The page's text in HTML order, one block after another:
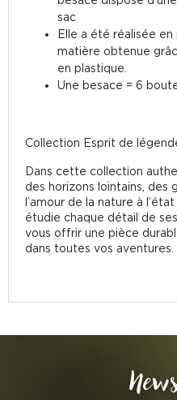
sac
Elle a été réalisée
matière obtenue
en plastique.
Une besace = 6
Collection Esprit de
Dans cette collection
des horizons lointains, des
l’amour de la nature à
étudie chaque détail de
vous offrir une pièce
dans toutes vos aventures.